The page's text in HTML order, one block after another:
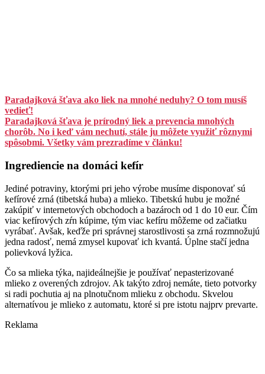
Paradajková šťava ako liek na mnohé neduhy? O tom musíš
vedieť!
Paradajková šťava je prírodný liek a prevencia mnohých
chorôb. No i keď vám nechutí, stále ju môžete využiť rôznymi
spôsobmi. Všetky vám prezradíme v článku!
Ingrediencie na domáci kefír
Jediné potraviny, ktorými pri jeho výrobe musíme disponovať sú
kefírové zrná (tibetská huba) a mlieko. Tibetskú hubu je možné
zakúpiť v internetových obchodoch a bazároch od 1 do 10 eur. Čím
viac kefírových zŕn kúpime, tým viac kefíru môžeme od začiatku
vyrábať. Avšak, keďže pri správnej starostlivosti sa zrná rozmnožujú
jedna radosť, nemá zmysel kupovať ich kvantá. Úplne stačí jedna
polievková lyžica.
Čo sa mlieka týka, najideálnejšie je používať nepasterizované
mlieko z overených zdrojov. Ak takýto zdroj nemáte, tieto potvorky
si radi pochutia aj na plnotučnom mlieku z obchodu. Skvelou
alternatívou je mlieko z automatu, ktoré si pre istotu najprv prevarte.
Reklama